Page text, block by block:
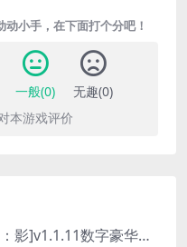
小手，在下面打个分吧！
一般(0) 无趣(0)
本游戏评价
[刺客信条：影]v1.1.11数字豪华版全DLC